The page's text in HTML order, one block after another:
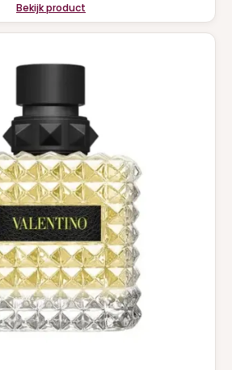
Bekijk product